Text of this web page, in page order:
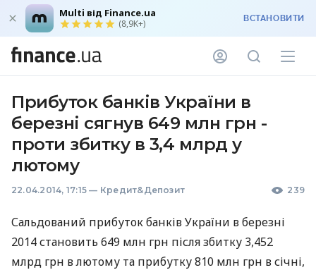
Multi від Finance.ua
(8,9K+) ВСТАНОВИТИ
Прибуток банків України в
березні сягнув 649 млн грн -
проти збитку в 3,4 млрд у
лютому
22.04.2014, 17:15 — Кредит&Депозит 239
Сальдований прибуток банків України в березні
2014 становить 649 млн грн після збитку 3,452
млрд грн в лютому та прибутку 810 млн грн в січні,